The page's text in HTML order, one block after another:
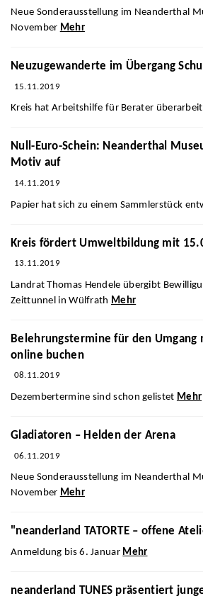
Neue Sonderausstellung im Neanderthal
November Mehr
Neuzugewanderte im Übergang
15.11.2019
Kreis hat Arbeitshilfe für Berater
Null-Euro-Schein: Neanderthal
Motiv auf
14.11.2019
Papier hat sich zu einem Sammlerstück
Kreis fördert Umweltbildung mit
13.11.2019
Landrat Thomas Hendele übergibt
Zeittunnel in Wülfrath Mehr
Belehrungstermine für den
online buchen
08.11.2019
Dezembertermine sind schon gelistet Mehr
Gladiatoren – Helden der Arena
06.11.2019
Neue Sonderausstellung im Neanderthal
November Mehr
"neanderland TATORTE – offene
Anmeldung bis 6. Januar Mehr
neanderland TUNES präsentiert